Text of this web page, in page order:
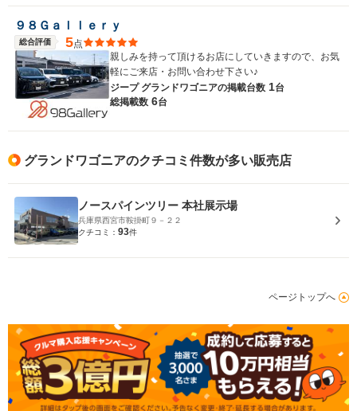
９８Ｇａｌｌｅｒｙ
総合評価 5点
親しみを持って頂けるお店にしていきますので、お気
軽にご来店・お問い合わせ下さい♪
ジープ グランドワゴニアの掲載台数 1台
総掲載数 6台
グランドワゴニアのクチコミ件数が多い販売店
ノースパインツリー 本社展示場
兵庫県西宮市鞍掛町９－２２
クチコミ： 93件
ページトップへ